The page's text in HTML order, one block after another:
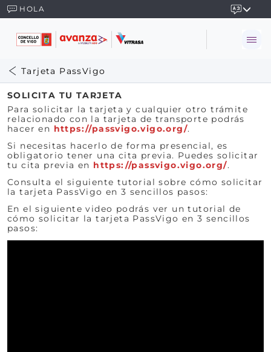
HOLA
Tarjeta PassVigo
SOLICITA TU TARJETA
Para solicitar la tarjeta y cualquier otro trámite
relacionado con la tarjeta de transporte podrás
hacer en https://passvigo.vigo.org/.
Si necesitas hacerlo de forma presencial, es
obligatorio tener una cita previa. Puedes solicitar
tu cita previa en https://passvigo.vigo.org/.
Consulta el siguiente tutorial sobre cómo solicitar
la tarjeta PassVigo en 3 sencillos pasos:
En el siguiente video podrás ver un tutorial de
cómo solicitar la tarjeta PassVigo en 3 sencillos
pasos: